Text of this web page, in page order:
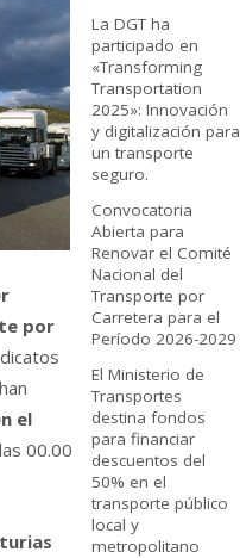
por
el
00.00
La DGT ha
participado en
«Transforming
Transportation
2025»: Innovación
y digitalización para
un transporte
seguro.
Convocatoria
Abierta para
Renovar el Comité
Nacional del
Transporte por
Carretera para el
Período 2026-2029
El Ministerio de
Transportes
destina fondos
para financiar
descuentos del
50% en el
transporte público
local y
metropolitano